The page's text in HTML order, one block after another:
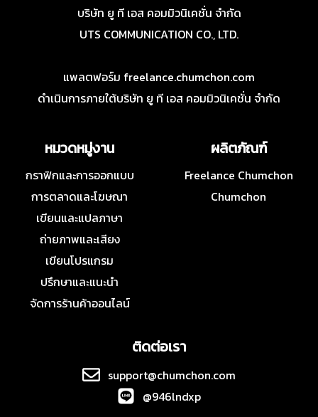
บริษัท ยู ที เอส คอมมิวนิเคชั่น จำกัด
UTS COMMUNICATION CO., LTD.
แพลตฟอร์ม freelance.chumchon.com
ดำเนินการภายใต้บริษัท ยู ที เอส คอมมิวนิเคชั่น จำกัด
หมวดหมู่งาน
กราฟิกและการออกแบบ
การตลาดและโฆษณา
เขียนและแปลภาษา
ถ่ายภาพและเสียง
เขียนโปรแกรม
ปรึกษาและแนะนำ
จัดการร้านค้าออนไลน์
ผลิตภัณฑ์
Freelance Chumchon
Chumchon
ติดต่อเรา
support@chumchon.com
@946lndxp